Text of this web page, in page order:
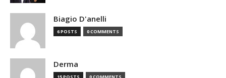
Biagio D'anelli
6 POSTS 0 COMMENTS
Derma